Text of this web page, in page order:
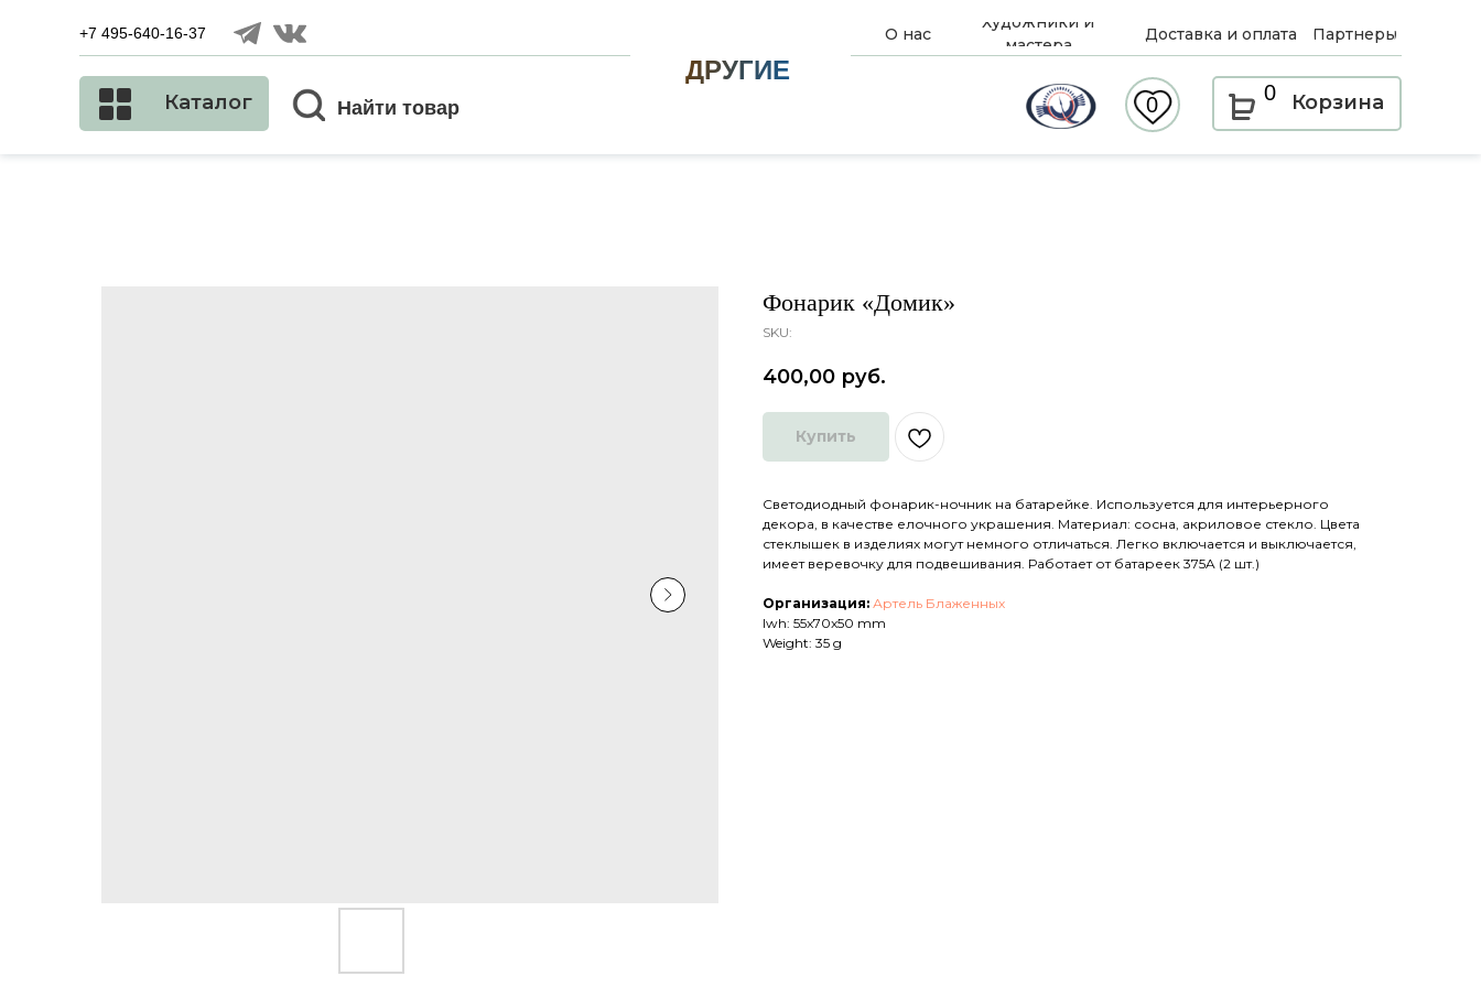
ДРУГИЕ
Каталог Корзина
0
0
Найти товар
+7 495-640-16-37 О нас
Художники и
мастера
Доставка и оплата Партнеры
Фонарик «Домик»
SKU:
400,00 руб.
Купить
Светодиодный фонарик-ночник на батарейке. Используется для интерьерного
декора, в качестве елочного украшения. Материал: сосна, акриловое стекло. Цвета
стеклышек в изделиях могут немного отличаться. Легко включается и выключается,
имеет веревочку для подвешивания. Работает от батареек 375A (2 шт.)
Организация: Артель Блаженных
lwh: 55x70x50 mm
Weight: 35 g